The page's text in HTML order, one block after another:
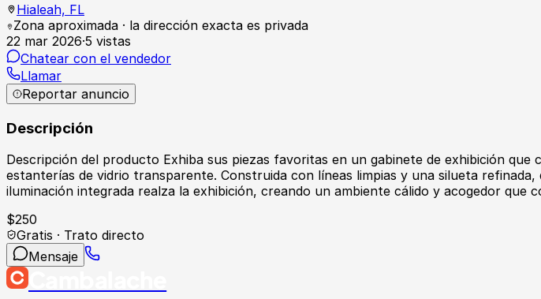
Hialeah, FL
Zona aproximada · la dirección exacta es privada
22 mar 2026·5 vistas
Chatear con el vendedor
Llamar
Reportar anuncio
Descripción
Descripción del producto Exhiba sus piezas favoritas en un gabinete de exhibición
estanterías de vidrio transparente. Construida con líneas limpias y una silueta
iluminación integrada realza la exhibición, creando un ambiente cálido y acogedor que
$250
Gratis · Trato directo
Mensaje